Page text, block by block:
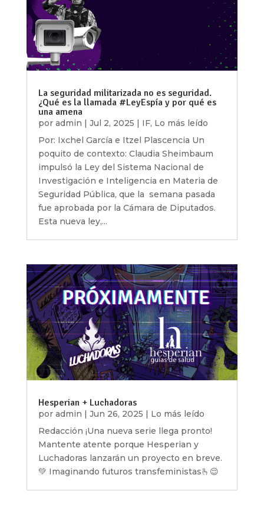
La seguridad militarizada no es seguridad.
¿Qué es la llamada #LeyEspía y por qué es
una amena
por admin | Jul 2, 2025 | IF, Lo más leído
Por: Ixchel García e Itzel Plascencia Un
poquito de contexto: Claudia Sheimbaum
impulsó la Ley del Sistema Nacional de
Investigación e Inteligencia en Materia de
Seguridad Pública, que la semana pasada
fue aprobada por la Cámara de Diputados.
Esta nueva ley,...
Hesperian + Luchadoras
por admin | Jun 26, 2025 | Lo más leído
Redacción ¡Una nueva serie llega pronto!
Mantente atente porque Hesperian y
Luchadoras lanzarán un proyecto en breve.
💚 Imaginando futuros transfeministas🫰😌